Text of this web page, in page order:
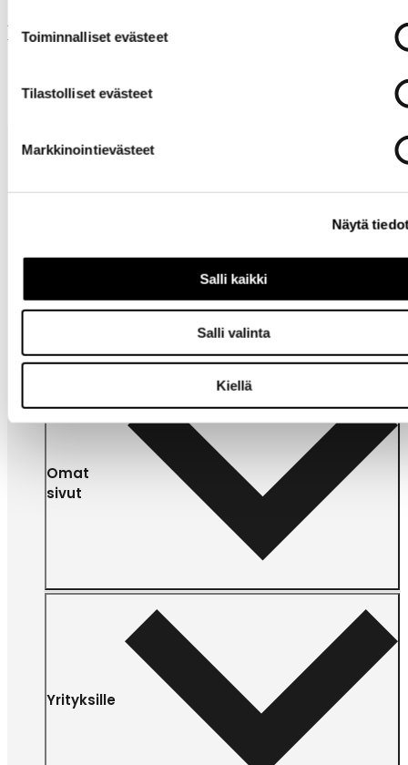
Toiminnalliset evästeet
Tilastolliset evästeet
Markkinointievästeet
Näytä
Salli kaikki
Salli valinta
Kiellä
Muut ostivat myös
Omat
sivut
Yrityksille